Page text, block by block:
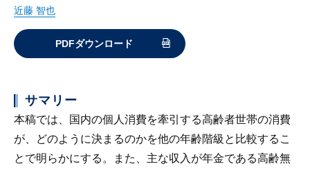
近藤 智也
PDFダウンロード
サマリー
本稿では、国内の個人消費を牽引する高齢者世帯の消費
が、どのように決まるのかを他の年齢階級と比較するこ
とで明らかにする。また、主な収入が年金である高齢無